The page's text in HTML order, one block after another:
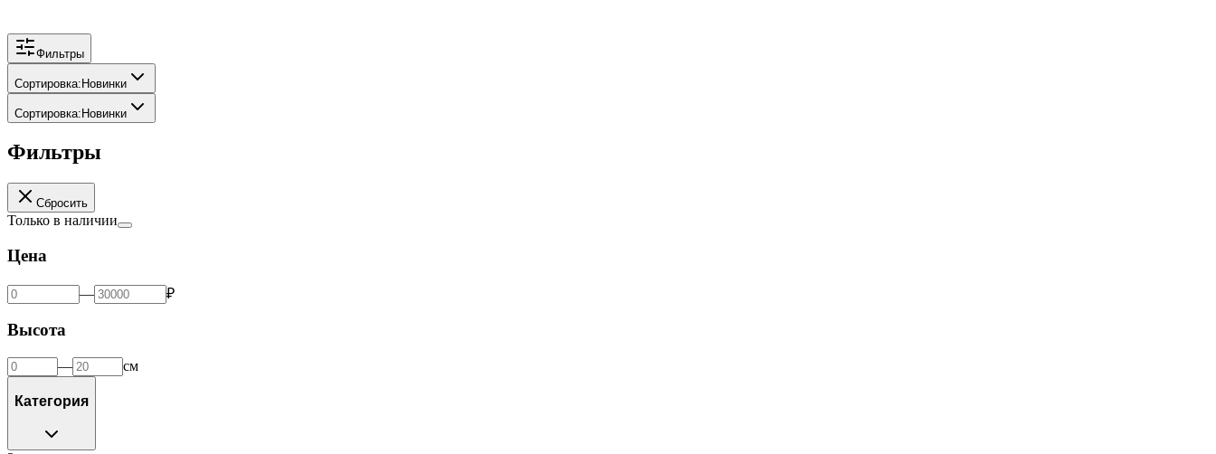
Фильтры
Сортировка:Новинки
Сортировка:Новинки
Фильтры
Сбросить
Только в наличии
Цена
— ₽
Высота
— см
Категория